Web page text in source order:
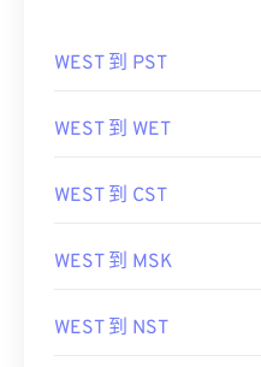
WEST 到 PST
WEST 到 WET
WEST 到 CST
WEST 到 MSK
WEST 到 NST